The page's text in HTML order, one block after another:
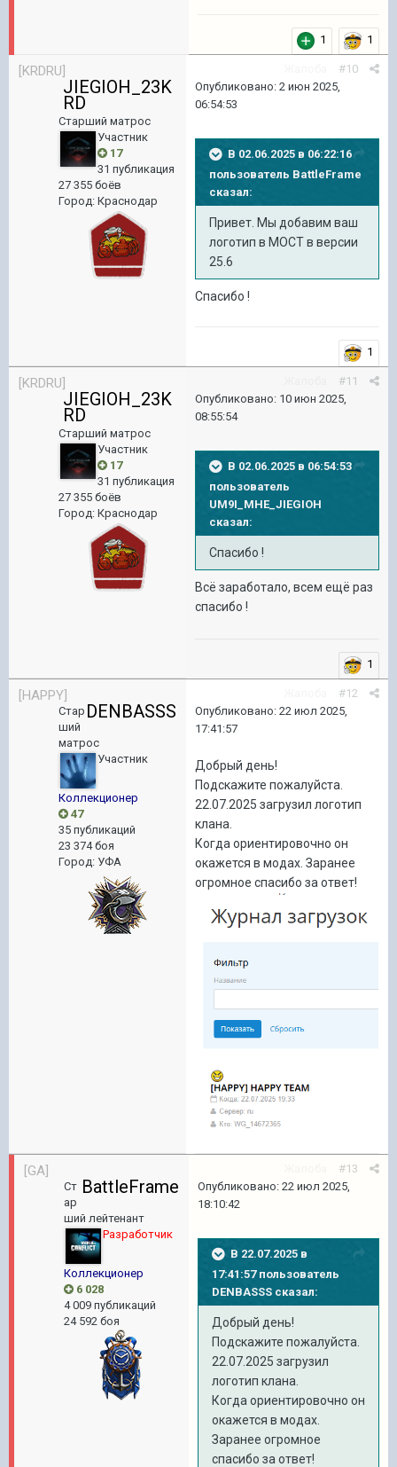
1 1
[KRDRU]
JIEGIOH_23K
RD
Старший матрос
Участник
17
31 публикация
27 355 боёв
Город: Краснодар
#10
Опубликовано: 2 июн 2025,
06:54:53
В 02.06.2025 в 06:22:16
пользователь BattleFrame
сказал:
Привет. Мы добавим ваш
логотип в МОСТ в версии
25.6
Спасибо !
1
[KRDRU]
JIEGIOH_23K
RD
Старший матрос
Участник
17
31 публикация
27 355 боёв
Город: Краснодар
#11
Опубликовано: 10 июн 2025,
08:55:54
В 02.06.2025 в 06:54:53
пользователь
UM9I_MHE_JIEGIOH
сказал:
Спасибо !
Всё заработало, всем ещё раз
спасибо !
1
[HAPPY]
DENBASSS
Стар
ший
матрос
Участник
Коллекционер
47
35 публикаций
23 374 боя
Город: УФА
#12
Опубликовано: 22 июл 2025,
17:41:57
Добрый день!
Подскажите пожалуйста.
22.07.2025 загрузил логотип
клана.
Когда ориентировочно он
окажется в модах. Заранее
огромное спасибо за ответ!
[GA]
BattleFrame
Ст
ар
ший лейтенант
Разработчик
Коллекционер
6 028
4 009 публикаций
24 592 боя
#13
Опубликовано: 22 июл 2025,
18:10:42
В 22.07.2025 в
17:41:57 пользователь
DENBASSS сказал:
Добрый день!
Подскажите пожалуйста.
22.07.2025 загрузил
логотип клана.
Когда ориентировочно он
окажется в модах.
Заранее огромное
спасибо за ответ!